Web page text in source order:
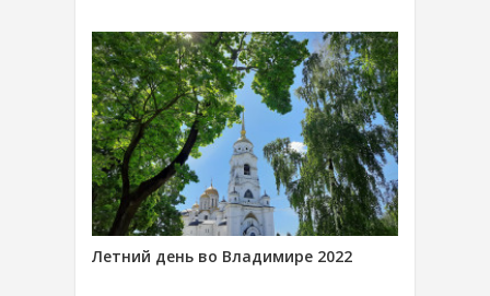
Летний день во Владимире 2022